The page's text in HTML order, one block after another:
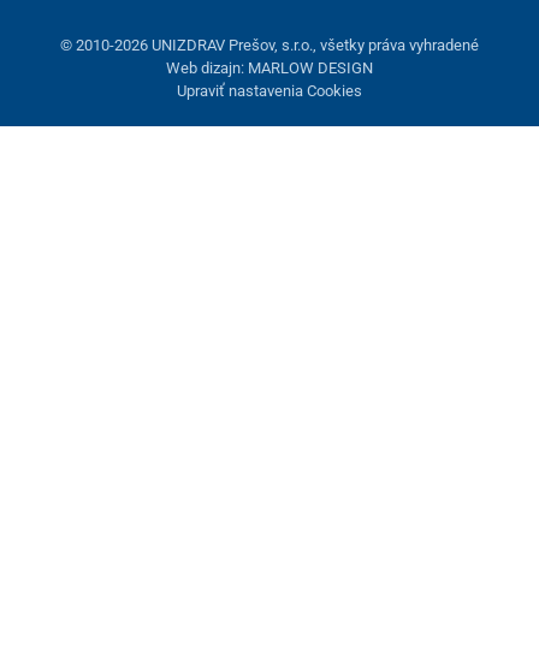
© 2010-2026 UNIZDRAV Prešov, s.r.o., všetky práva vyhradené
Web dizajn: MARLOW DESIGN
Upraviť nastavenia Cookies